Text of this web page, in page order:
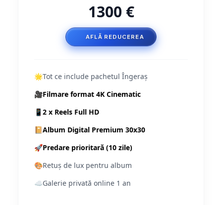
1300 €
AFLĂ REDUCEREA
🌟Tot ce include pachetul Îngeraș
🎥Filmare format 4K Cinematic
📱 2 x Reels Full HD
📔Album Digital Premium 30x30
🚀Predare prioritară (10 zile)
🎨Retuș de lux pentru album
☁️Galerie privată online 1 an